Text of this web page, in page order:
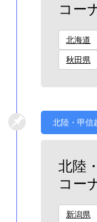
コー
北海道
秋田県
北陸・甲信
北陸
コー
新潟県